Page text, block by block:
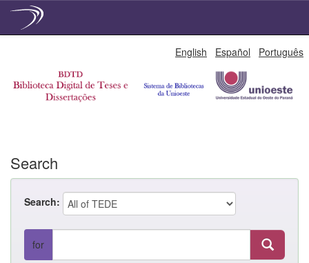
English Español Português
Search
Search:
for